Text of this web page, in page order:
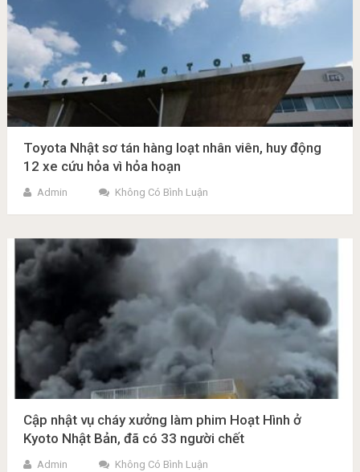
Toyota Nhật sơ tán hàng loạt nhân viên, huy động
12 xe cứu hỏa vì hỏa hoạn
Admin Không Có Bình Luận
Cập nhật vụ cháy xưởng làm phim Hoạt Hình ở
Kyoto Nhật Bản, đã có 33 người chết
Admin Không Có Bình Luận